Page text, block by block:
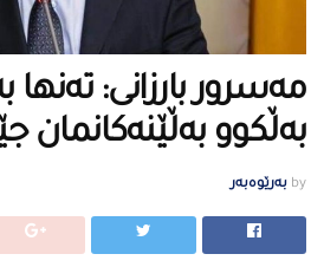
مەسرور بارزانی: تەنها
بەڵكوو بەڵێنەكانمان
by بەرێوەبەر